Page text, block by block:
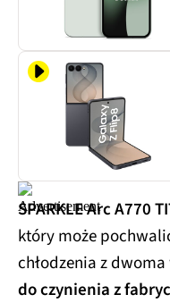
SPARKLE Arc A770
który może
chłodzenia z
do czynienia z